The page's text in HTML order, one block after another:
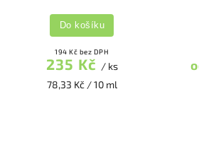
194 Kč bez DPH
235 Kč / ks
78,33 Kč / 10 ml
Do košíku